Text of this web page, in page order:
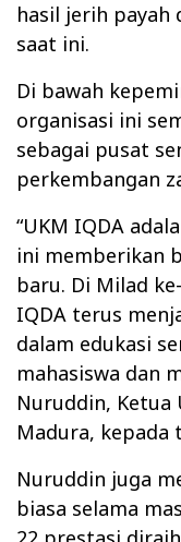
hasil jerih payah
saat ini.
Di bawah
organisasi ini
sebagai pusat
perkembangan
“UKM IQDA
ini memberikan
baru. Di Milad
IQDA terus
dalam edukasi
mahasiswa dan
Nuruddin, Ketua
Madura, kepada
Nuruddin juga
biasa selama